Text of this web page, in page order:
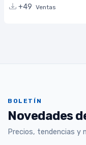
+49 Ventas
BOLETÍN
Novedades
Precios, tendencias y